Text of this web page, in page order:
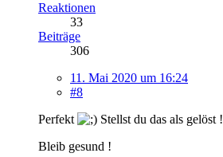
Reaktionen
33
Beiträge
306
11. Mai 2020 um 16:24
#8
Perfekt
Stellst du das als gelöst !
Bleib gesund !